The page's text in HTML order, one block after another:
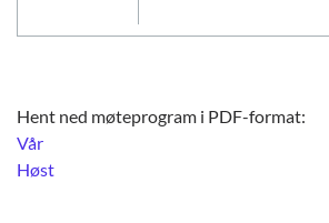
Hent ned møteprogram i PDF-format:
Vår
Høst